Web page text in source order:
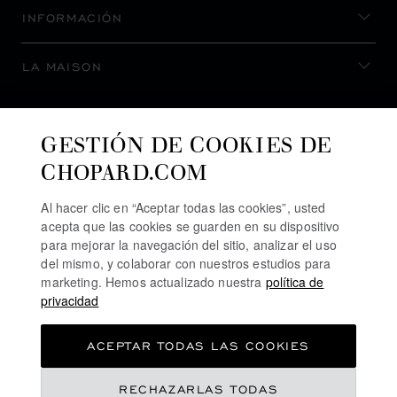
INFORMACIÓN
LA MAISON
SUSCRIBIRSE AL BOLETÍN
POLÍTICA DE COOKIES
GESTIÓN DE COOKIES DE
CHOPARD.COM
Al hacer clic en “Aceptar todas las cookies”, usted
acepta que las cookies se guarden en su dispositivo
para mejorar la navegación del sitio, analizar el uso
del mismo, y colaborar con nuestros estudios para
marketing. Hemos actualizado nuestra política de
privacidad
RECHAZARLAS TODAS
ACEPTAR TODAS LAS COOKIES